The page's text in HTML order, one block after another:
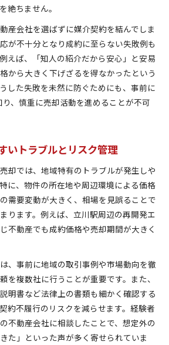
絶ちません。
産会社を選ばずに媒介契約を結んでしま
が不十分となり成約に至らない失敗例も
えば、「知人の紹介だから安心」と安易
から大きく下げざるを得なかったという
した失敗を未然に防ぐためにも、事前に
、慎重に売却活動を進めることが不可
いトラブルとリスク管理
却では、地域特有のトラブルが発生しや
に、物件の所在地や周辺環境による価格
需要変動が大きく、相場を見誤ることで
ります。例えば、立川駅周辺の再開発エ
不動産でも成約価格や売却期間が大きく
、事前に地域の取引事例や市場動向を徹
を複数社に行うことが重要です。また、
明書など法律上の書類も細かく確認する
約不履行のリスクを減らせます。経験者
不動産会社に相談したことで、想定外の
た」といった声が多く寄せられていま